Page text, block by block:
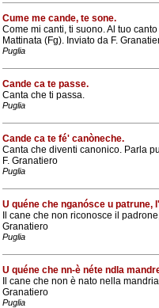
Cume me cande, te sone.
Come mi canti, ti suono. Al tuo
Mattinata (Fg). Inviato da F.
Puglia
Cande ca te passe.
Canta che ti passa.
Puglia
Cande ca te fé' canòneche.
Canta che diventi canonico. Parla
F. Granatiero
Puglia
U quéne che nganósce u patrune,
Il cane che non riconosce il
Granatiero
Puglia
U quéne che nn-è néte ndla
Il cane che non è nato nella
Granatiero
Puglia